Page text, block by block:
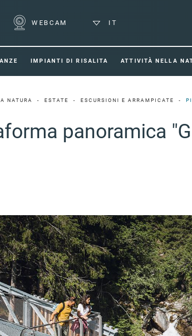
WEBCAM IT
IMPIANTI DI RISALITA ATTIVITÀ NELLA
NATURA ESTATE ESCURSIONI E ARRAMPICATE
panoramica